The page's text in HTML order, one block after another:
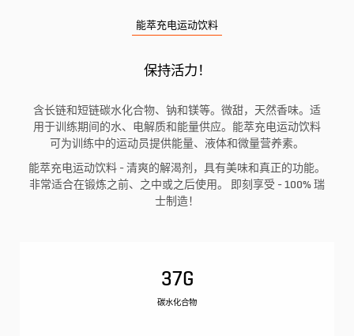
能萃充电运动饮料
保持活力！
含长链和短链碳水化合物、钠和镁等。微甜，天然香味。适
用于训练期间的水、电解质和能量供应。能萃充电运动饮料
可为训练中的运动员提供能量、液体和微量营养素。
能萃充电运动饮料 - 清爽的解渴剂，具有美味和真正的功能。
非常适合在锻炼之前、之中或之后使用。 即刻享受 - 100% 瑞
士制造！
37G
碳水化合物